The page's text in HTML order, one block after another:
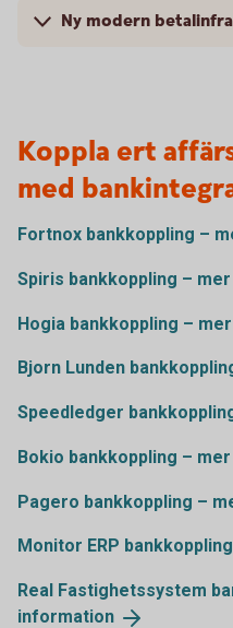
Ny modern
Koppla ert
med
Fortnox bankkoppling –
Spiris bankkoppling – mer
Hogia bankkoppling – mer
Bjorn Lunden
Speedledger
Bokio bankkoppling – mer
Pagero bankkoppling –
Monitor ERP
Real Fastighetssystem
information